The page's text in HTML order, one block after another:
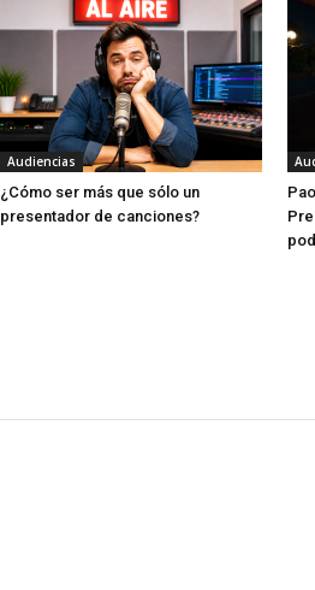
Audiencias
¿Cómo ser más que sólo un
presentador de canciones?